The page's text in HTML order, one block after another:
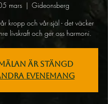
mars
  |
Gideonsberg
kropp och vår själ - det väcker
livskraft och ger oss harmoni.
är stängd
evenemang